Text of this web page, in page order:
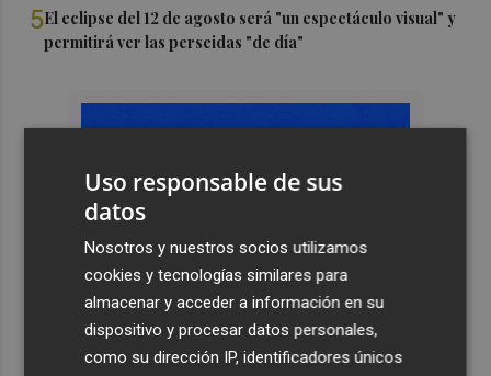
5El eclipse del 12 de agosto será "un espectáculo visual" y
permitirá ver las perseidas "de día"
Uso responsable de sus
datos
Nosotros y nuestros socios utilizamos
cookies y tecnologías similares para
almacenar y acceder a información en su
dispositivo y procesar datos personales,
como su dirección IP, identificadores únicos